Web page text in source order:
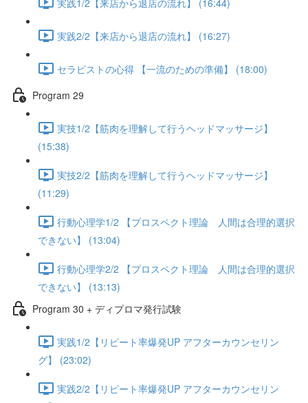
実践2/2【来店から退店の流れ】 (16:27)
セラピストの心得 【一流のための準備】 (18:00)
Program 29
実技1/2【筋肉を理解して行うヘッドマッサージ】
(15:38)
実技2/2【筋肉を理解して行うヘッドマッサージ】
(11:29)
行動心理学1/2 【プロスペクト理論 人間は合理的選択
できない】 (13:04)
行動心理学2/2 【プロスペクト理論 人間は合理的選択
できない】 (13:13)
Program 30 + ディプロマ発行試験
実践1/2【リピート率爆発UP アフターカウンセリン
グ】 (23:02)
実践2/2【リピート率爆発UP アフターカウンセリン